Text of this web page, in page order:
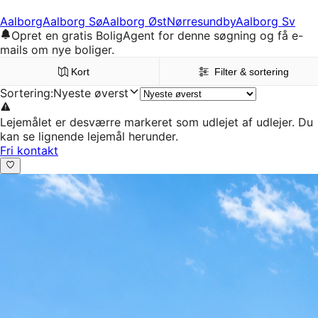
AalborgAalborg SøAalborg ØstNørresundbyAalborg Sv
Opret en gratis BoligAgent for denne søgning og få e-
mails om nye boliger.
Kort Filter & sortering
Sortering:Nyeste øverst
Lejemålet er desværre markeret som udlejet af udlejer. Du
kan se lignende lejemål herunder.
Fri kontakt